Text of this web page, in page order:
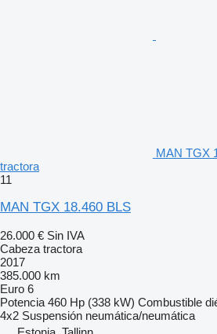
MAN TGX
tractora
11
MAN TGX 18.460 BLS
26.000 € Sin IVA
Cabeza tractora
2017
385.000 km
Euro 6
Potencia 460 Hp (338 kW) Combustible
4x2 Suspensión neumática/neumática